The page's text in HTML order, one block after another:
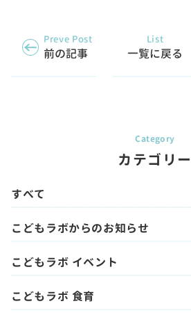
Preve Post
前の記事
List
一覧に戻る
カテゴリー
すべて
こどもラボからのお知らせ
こどもラボ イベント
こどもラボ 食育